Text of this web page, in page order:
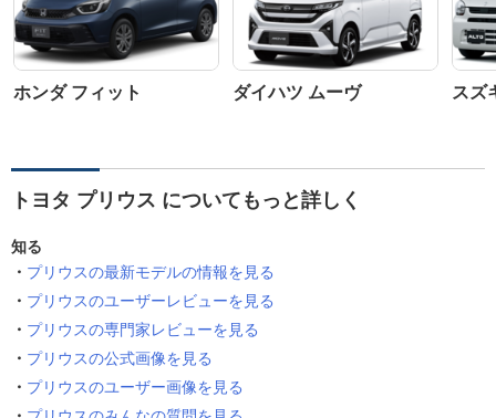
ホンダ フィット ダイハツ ムーヴ スズ
トヨタ プリウス についてもっと詳しく
知る
プリウスの最新モデルの情報を見る
プリウスのユーザーレビューを見る
プリウスの専門家レビューを見る
プリウスの公式画像を見る
プリウスのユーザー画像を見る